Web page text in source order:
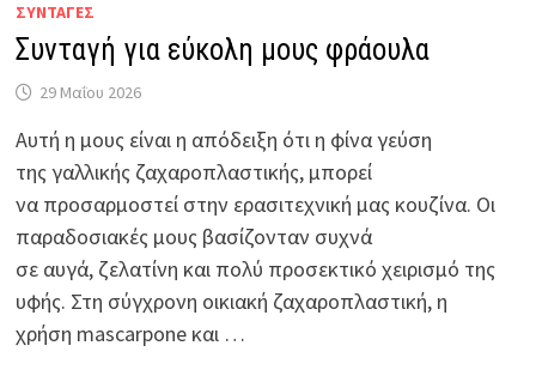
ΣΥΝΤΑΓΕΣ
Συνταγή για εύκολη μους φράουλα
29 Μαΐου 2026
Αυτή η μους είναι η απόδειξη ότι η φίνα γεύση
της γαλλικής ζαχαροπλαστικής, μπορεί
να προσαρμοστεί στην ερασιτεχνική μας κουζίνα. Οι
παραδοσιακές μους βασίζονταν συχνά
σε αυγά, ζελατίνη και πολύ προσεκτικό χειρισμό της
υφής. Στη σύγχρονη οικιακή ζαχαροπλαστική, η
χρήση mascarpone και …